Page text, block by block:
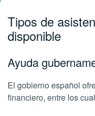
Tipos de
disponible
Ayuda
El gobierno español
financiero, entre los